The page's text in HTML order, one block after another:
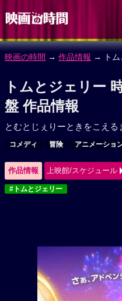
映画の時間 → 作品情報 → トム
トムとジェリー
盤 作品情報
とむとじぇりーときをこえる
コメディ 冒険 アニメーショ
作品情報 上映館/スケジュール
#トムとジェリー